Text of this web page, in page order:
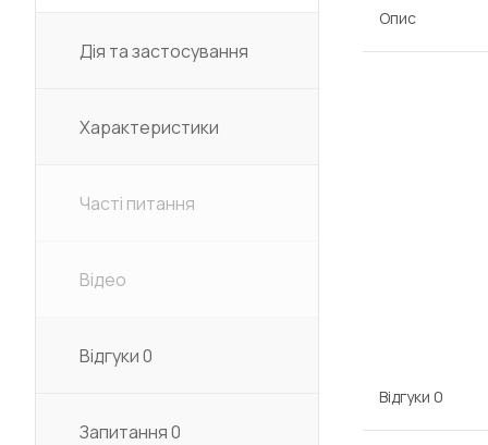
Дія та застосування
Характеристики
Часті питання
Відео
Відгуки0
Запитання0
Опис
Відгуки 0